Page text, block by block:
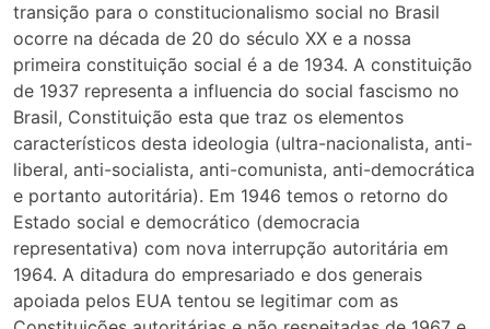
transição para o constitucionalismo social no Brasil
ocorre na década de 20 do século XX e a nossa
primeira constituição social é a de 1934. A constituição
de 1937 representa a influencia do social fascismo no
Brasil, Constituição esta que traz os elementos
característicos desta ideologia (ultra-nacionalista, anti-
liberal, anti-socialista, anti-comunista, anti-democrática
e portanto autoritária). Em 1946 temos o retorno do
Estado social e democrático (democracia
representativa) com nova interrupção autoritária em
1964. A ditadura do empresariado e dos generais
apoiada pelos EUA tentou se legitimar com as